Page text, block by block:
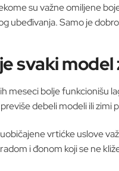
su važne omiljene
ubeđivanja. Samo je
svaki
meseci bolje funkcionišu
debeli modeli ili
vrtićke uslove
i đonom koji se ne